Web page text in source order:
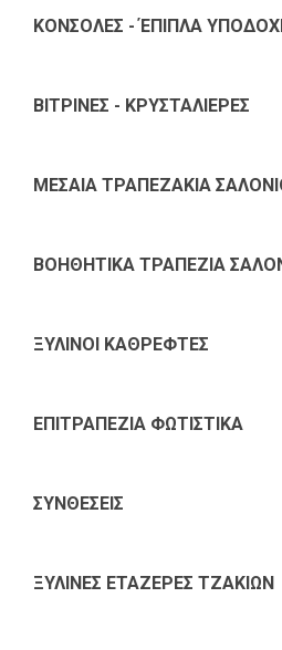
ΚΟΝΣΟΛΕΣ - ΈΠΙΠΛΑ
ΒΙΤΡΙΝΕΣ - ΚΡΥΣΤΑΛΙΕΡΕΣ
ΜΕΣΑΙΑ ΤΡΑΠΕΖΑΚΙΑ
ΒΟΗΘΗΤΙΚΑ ΤΡΑΠΕΖΙΑ
ΞΥΛΙΝΟΙ ΚΑΘΡΕΦΤΕΣ
ΕΠΙΤΡΑΠΕΖΙΑ ΦΩΤΙΣΤΙΚΑ
ΣΥΝΘΕΣΕΙΣ
ΞΥΛΙΝΕΣ ΕΤΑΖΕΡΕΣ ΤΖΑΚΙΩΝ